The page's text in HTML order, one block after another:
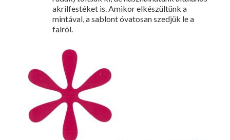
akrilfestéket is. Amikor elkészültünk a
mintával, a sablont óvatosan szedjük le a
falról.